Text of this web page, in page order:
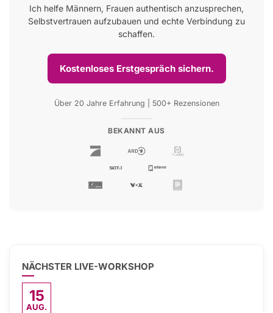
Ich helfe Männern, Frauen authentisch anzusprechen,
Selbstvertrauen aufzubauen und echte Verbindung zu
schaffen.
Kostenloses Erstgespräch sichern.
Über 20 Jahre Erfahrung | 500+ Rezensionen
BEKANNT AUS
NÄCHSTER LIVE-WORKSHOP
15
AUG.